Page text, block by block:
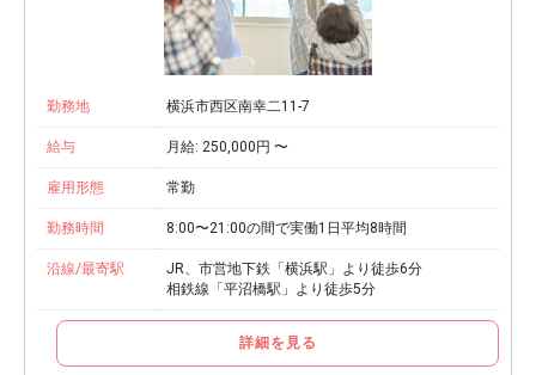
勤務地 横浜市西区南幸二11-7
給与 月給: 250,000円 〜
雇用形態 常勤
勤務時間 8:00〜21:00の間で実働1日平均8時間
沿線/最寄駅
JR、市営地下鉄「横浜駅」より徒歩6分
相鉄線「平沼橋駅」より徒歩5分
詳細を見る